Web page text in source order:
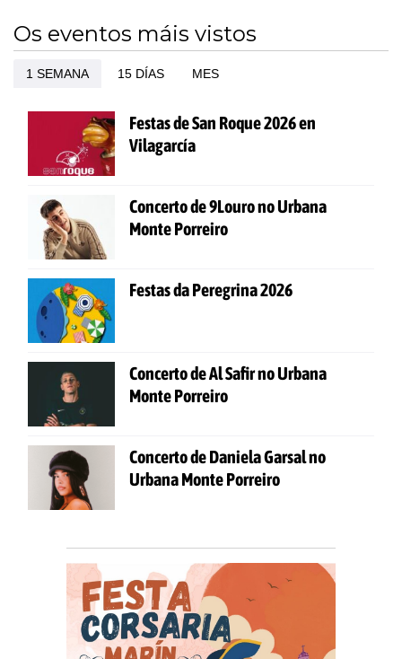
Os eventos máis vistos
1 SEMANA 15 DÍAS MES
Festas de San Roque 2026 en
Vilagarcía
Concerto de 9Louro no Urbana
Monte Porreiro
Festas da Peregrina 2026
Concerto de Al Safir no Urbana
Monte Porreiro
Concerto de Daniela Garsal no
Urbana Monte Porreiro